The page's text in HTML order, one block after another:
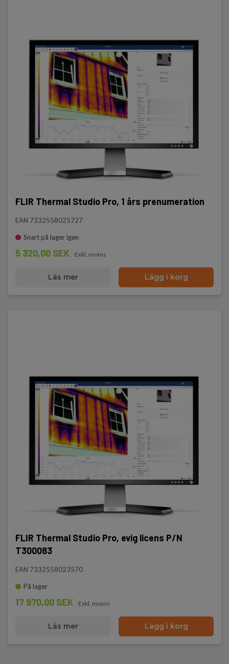
FLIR Thermal Studio Pro, 1 års prenumeration
EAN 7332558025727
Snart på lager igen
5 320,00 SEK Exkl. moms
Läs mer Lägg i korg
FLIR Thermal Studio Pro, evig licens P/N
T300083
EAN 7332558023570
På lager
17 970,00 SEK Exkl. moms
Läs mer Lägg i korg